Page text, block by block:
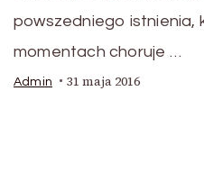
powszedniego istnienia,
momentach choruje …
Admin 31 maja 2016